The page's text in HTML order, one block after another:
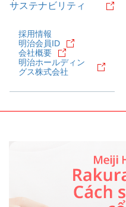
サステナビリティ
採用情報
明治会員ID
会社概要
明治ホールディン
グス株式会社